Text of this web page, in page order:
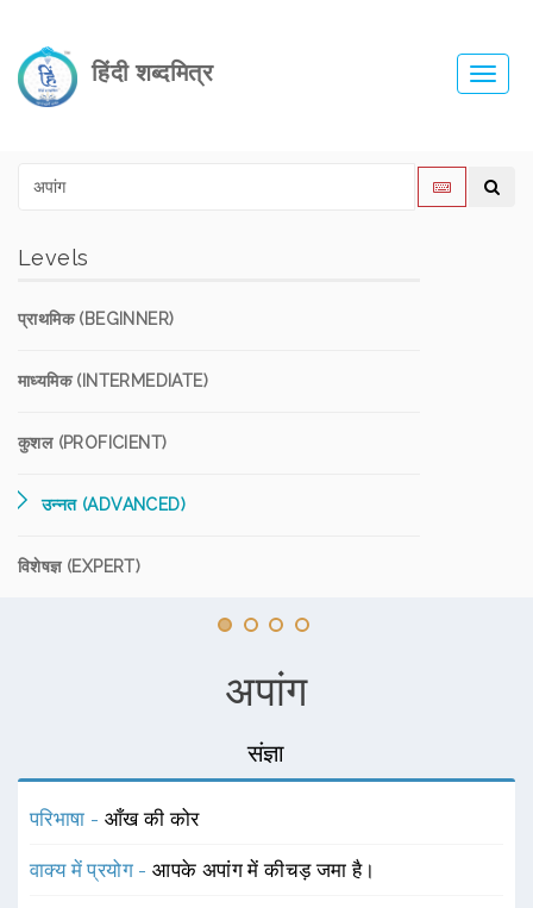
हिंदी शब्दमित्र
Levels
प्राथमिक (BEGINNER)
माध्यमिक (INTERMEDIATE)
कुशल (PROFICIENT)
उन्नत (ADVANCED)
विशेषज्ञ (EXPERT)
अपांग
संज्ञा
परिभाषा - आँख की कोर
वाक्य में प्रयोग -आपके अपांग में कीचड़ जमा है।